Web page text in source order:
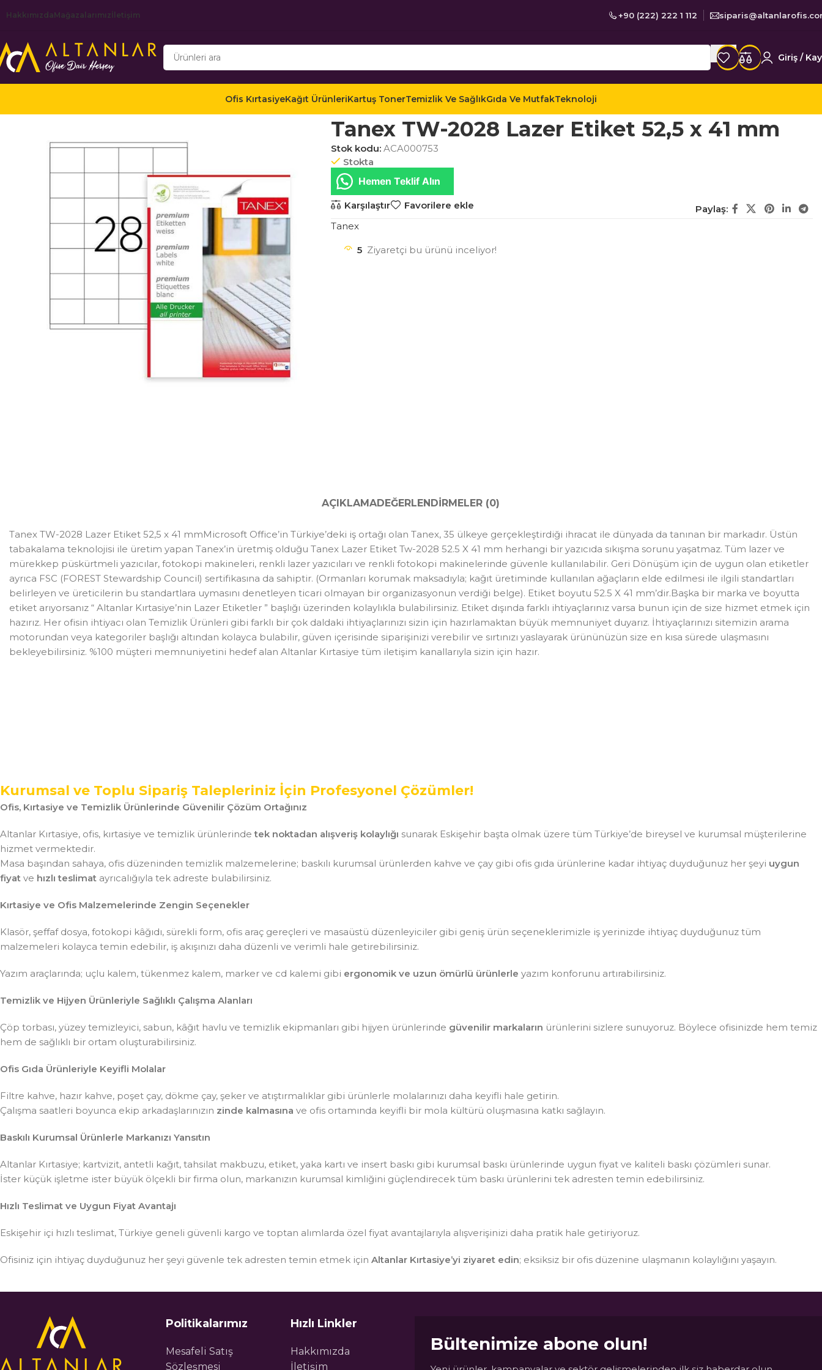
HakkımızdaMağazalarımız İletişim +90 (222) 222 1 112
Giriş /
Ofis KırtasiyeKağıt ÜrünleriKartuş TonerTemizlik Ve SağlıkGıda Ve MutfakTeknoloji
Tanex TW-2028 Lazer Etiket 52,5 x 41 mm
Stok kodu: ACA000753
Stokta
Hemen Teklif Alın
Karşılaştır Favorilere ekle
Paylaş:
Tanex
5 Ziyaretçi bu ürünü inceliyor!
AÇIKLAMADEĞERLENDIRMELER (0)
Tanex TW-2028 Lazer Etiket 52,5 x 41 mmMicrosoft Office’in Türkiye’deki iş ortağı olan Tanex, 35 ülkeye gerçekleştirdiği ihracat ile dünyada da tanınan bir markadır. Üstün
tabakalama teknolojisi ile üretim yapan Tanex’in üretmiş olduğu Tanex Lazer Etiket Tw-2028 52.5 X 41 mm herhangi bir yazıcıda sıkışma sorunu yaşatmaz. Tüm lazer ve
mürekkep püskürtmeli yazıcılar, fotokopi makineleri, renkli lazer yazıcıları ve renkli fotokopi makinelerinde güvenle kullanılabilir. Geri Dönüşüm için de uygun olan etiketler
ayrıca FSC (FOREST Stewardship Council) sertifikasına da sahiptir. (Ormanları korumak maksadıyla; kağıt üretiminde kullanılan ağaçların elde edilmesi ile ilgili standartları
belirleyen ve üreticilerin bu standartlara uymasını denetleyen ticari olmayan bir organizasyonun verdiği belge). Etiket boyutu 52.5 X 41 mm’dir.Başka bir marka ve boyutta
etiket arıyorsanız “ Altanlar Kırtasiye’nin Lazer Etiketler ” başlığı üzerinden kolaylıkla bulabilirsiniz. Etiket dışında farklı ihtiyaçlarınız varsa bunun için de size hizmet etmek için
hazırız. Her ofisin ihtiyacı olan Temizlik Ürünleri gibi farklı bir çok daldaki ihtiyaçlarınızı sizin için hazırlamaktan büyük memnuniyet duyarız. İhtiyaçlarınızı sitemizin arama
motorundan veya kategoriler başlığı altından kolayca bulabilir, güven içerisinde siparişinizi verebilir ve sırtınızı yaslayarak ürününüzün size en kısa sürede ulaşmasını
bekleyebilirsiniz. %100 müşteri memnuniyetini hedef alan Altanlar Kırtasiye tüm iletişim kanallarıyla sizin için hazır.
Kurumsal ve Toplu Sipariş Talepleriniz İçin Profesyonel Çözümler!
Ofis, Kırtasiye ve Temizlik Ürünlerinde Güvenilir Çözüm Ortağınız
Altanlar Kırtasiye, ofis, kırtasiye ve temizlik ürünlerindetek noktadan alışveriş kolaylığı sunarak Eskişehir başta olmak üzere tüm Türkiye’de bireysel ve kurumsal müşterilerine
hizmet vermektedir.
Masa başından sahaya, ofis düzeninden temizlik malzemelerine; baskılı kurumsal ürünlerden kahve ve çay gibi ofis gıda ürünlerine kadar ihtiyaç duyduğunuz her şeyi uygun
fiyat ve hızlı teslimat ayrıcalığıyla tek adreste bulabilirsiniz.
Kırtasiye ve Ofis Malzemelerinde Zengin Seçenekler
Klasör, şeffaf dosya, fotokopi kâğıdı, sürekli form, ofis araç gereçleri ve masaüstü düzenleyiciler gibi geniş ürün seçeneklerimizle iş yerinizde ihtiyaç duyduğunuz tüm
malzemeleri kolayca temin edebilir, iş akışınızı daha düzenli ve verimli hale getirebilirsiniz.
Yazım araçlarında; uçlu kalem, tükenmez kalem, marker ve cd kalemi gibi ergonomik ve uzun ömürlü ürünlerle yazım konforunu artırabilirsiniz.
Temizlik ve Hijyen Ürünleriyle Sağlıklı Çalışma Alanları
Çöp torbası, yüzey temizleyici, sabun, kâğıt havlu ve temizlik ekipmanları gibi hijyen ürünlerinde güvenilir markaların ürünlerini sizlere sunuyoruz. Böylece ofisinizde hem temiz
hem de sağlıklı bir ortam oluşturabilirsiniz.
Ofis Gıda Ürünleriyle Keyifli Molalar
Filtre kahve, hazır kahve, poşet çay, dökme çay, şeker ve atıştırmalıklar gibi ürünlerle molalarınızı daha keyifli hale getirin.
Çalışma saatleri boyunca ekip arkadaşlarınızın zinde kalmasına ve ofis ortamında keyifli bir mola kültürü oluşmasına katkı sağlayın.
Baskılı Kurumsal Ürünlerle Markanızı Yansıtın
Altanlar Kırtasiye; kartvizit, antetli kağıt, tahsilat makbuzu, etiket, yaka kartı ve insert baskı gibi kurumsal baskı ürünlerinde uygun fiyat ve kaliteli baskı çözümleri sunar.
İster küçük işletme ister büyük ölçekli bir firma olun, markanızın kurumsal kimliğini güçlendirecek tüm baskı ürünlerini tek adresten temin edebilirsiniz.
Hızlı Teslimat ve Uygun Fiyat Avantajı
Eskişehir içi hızlı teslimat, Türkiye geneli güvenli kargo ve toptan alımlarda özel fiyat avantajlarıyla alışverişinizi daha pratik hale getiriyoruz.
Ofisiniz için ihtiyaç duyduğunuz her şeyi güvenle tek adresten temin etmek için Altanlar Kırtasiye’yi ziyaret edin; eksiksiz bir ofis düzenine ulaşmanın kolaylığını yaşayın.
Politikalarımız
Mesafeli Satış
Sözleşmesi
Hızlı Linkler
Hakkımızda
İletişim
Bültenimize abone olun!